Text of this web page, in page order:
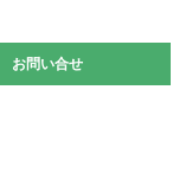
お問い合せ
お問い合せ